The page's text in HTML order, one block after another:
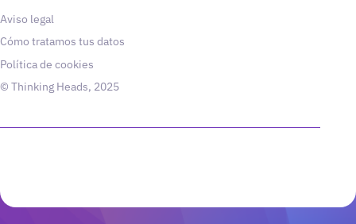
Aviso legal
Cómo tratamos tus datos
Política de cookies
© Thinking Heads, 2025